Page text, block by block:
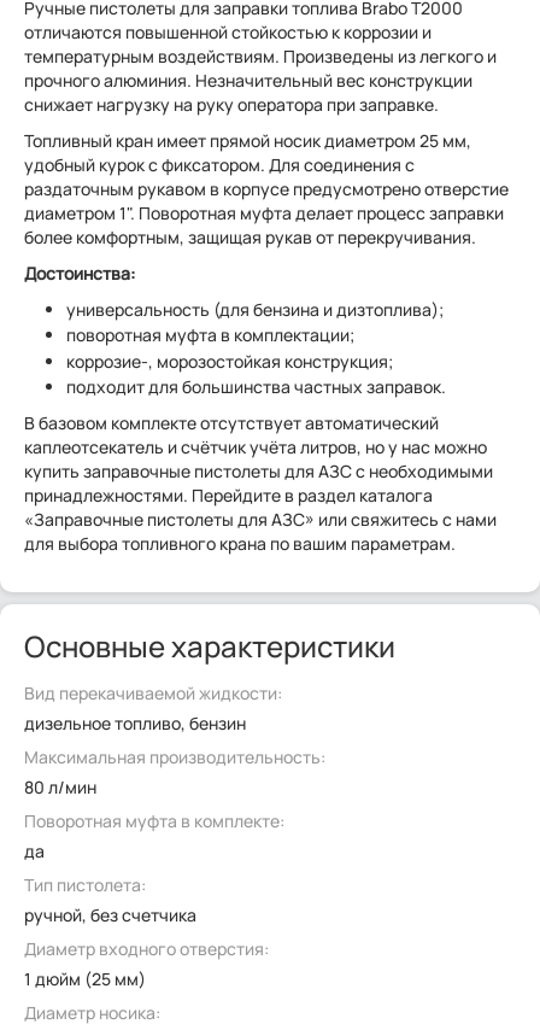
Ручные пистолеты для заправки топлива Brabo T2000
отличаются повышенной стойкостью к коррозии и
температурным воздействиям. Произведены из легкого и
прочного алюминия. Незначительный вес конструкции
снижает нагрузку на руку оператора при заправке.
Топливный кран имеет прямой носик диаметром 25 мм,
удобный курок с фиксатором. Для соединения с
раздаточным рукавом в корпусе предусмотрено отверстие
диаметром 1". Поворотная муфта делает процесс заправки
более комфортным, защищая рукав от перекручивания.
Достоинства:
универсальность (для бензина и дизтоплива);
поворотная муфта в комплектации;
коррозие-, морозостойкая конструкция;
подходит для большинства частных заправок.
В базовом комплекте отсутствует автоматический
каплеотсекатель и счётчик учёта литров, но у нас можно
купить заправочные пистолеты для АЗС с необходимыми
принадлежностями. Перейдите в раздел каталога
«Заправочные пистолеты для АЗС» или свяжитесь с нами
для выбора топливного крана по вашим параметрам.
Основные характеристики
Вид перекачиваемой жидкости:
дизельное топливо, бензин
Максимальная производительность:
80 л/мин
Поворотная муфта в комплекте:
да
Тип пистолета:
ручной, без счетчика
Диаметр входного отверстия:
1 дюйм (25 мм)
Диаметр носика: